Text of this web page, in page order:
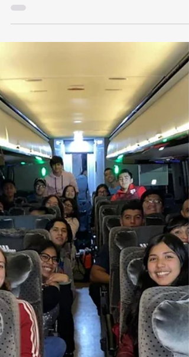
· Arranca en Torreón el Censo de Población y Vivienda
2020. · Son 970 encuestadores los que estarán
recorriendo las calles del municipio....